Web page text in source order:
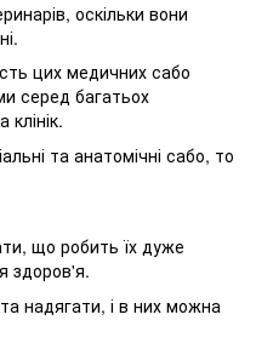
оскільки вони
цих медичних сабо
серед багатьох
клінік.
та анатомічні сабо, то
що робить їх дуже
здоров'я.
надягати, і в них можна